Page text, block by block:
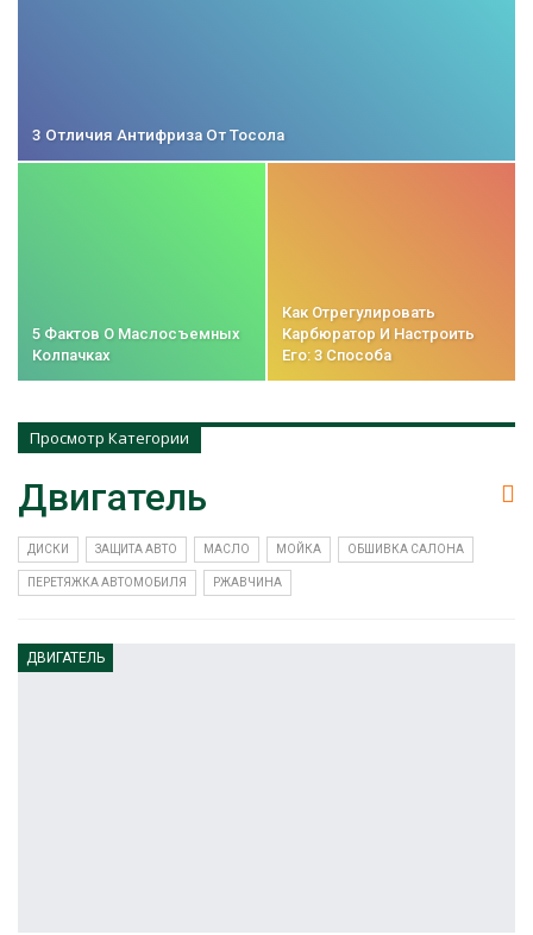
3 Отличия Антифриза От Тосола
5 Фактов О Маслосъемных
Колпачках
Как Отрегулировать
Карбюратор И Настроить
Его: 3 Способа
Просмотр Категории
Двигатель
ДИСКИ ЗАЩИТА АВТО МАСЛО МОЙКА ОБШИВКА САЛОНА
ПЕРЕТЯЖКА АВТОМОБИЛЯ РЖАВЧИНА
ДВИГАТЕЛЬ